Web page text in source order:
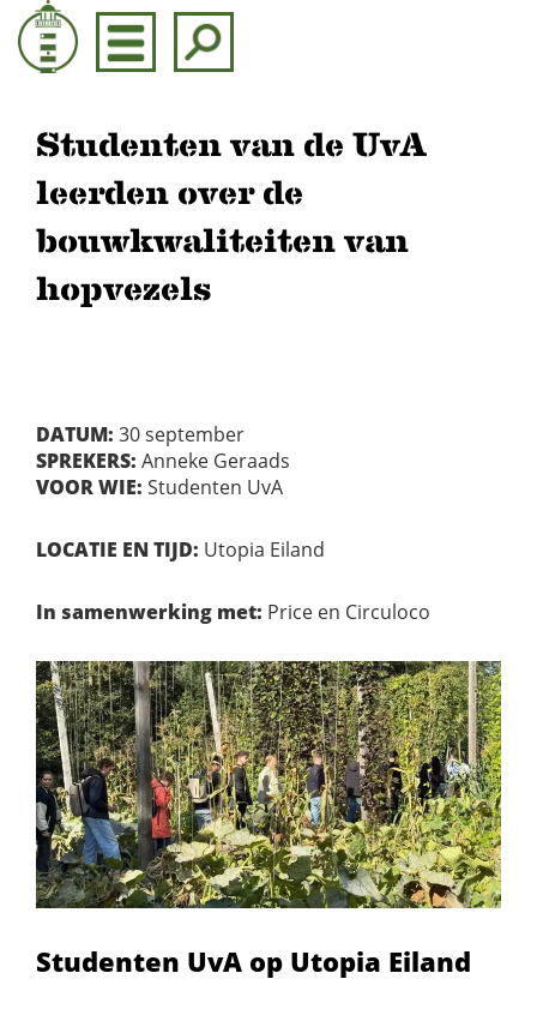
Door
naar
de
inhoud
Studenten van de UvA
leerden over de
bouwkwaliteiten van
hopvezels
DATUM: 30 september
SPREKERS: Anneke Geraads
VOOR WIE: Studenten UvA
LOCATIE EN TIJD: Utopia Eiland
In samenwerking met: Price en Circuloco
Studenten UvA op Utopia Eiland